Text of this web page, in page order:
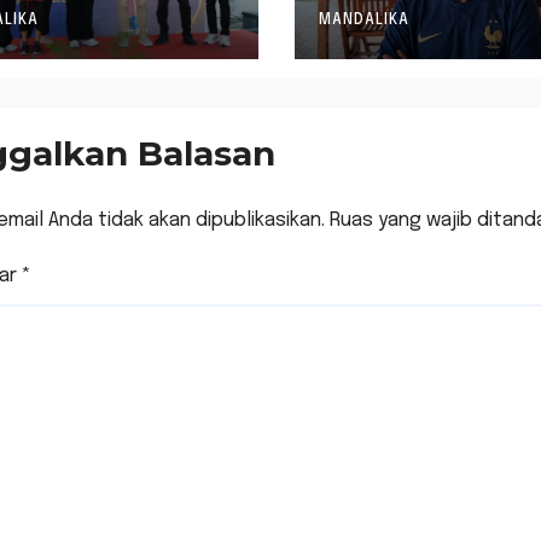
Fun Walk
KONI NTB
MANDALIKA
Balasan
Anda tidak akan dipublikasikan. Ruas yang wajib
*